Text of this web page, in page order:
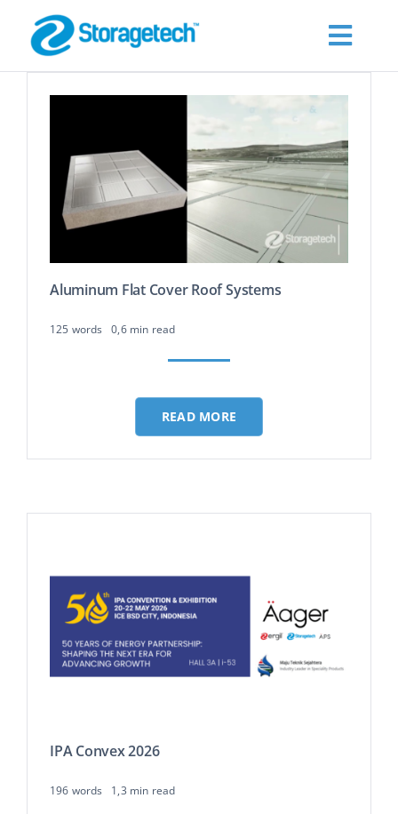
content
À PROPOS
Products
Les industries
Aluminum Flat Cover Roof Systems
125 words 0,6 min read
READ MORE
IPA Convex 2026
196 words 1,3 min read